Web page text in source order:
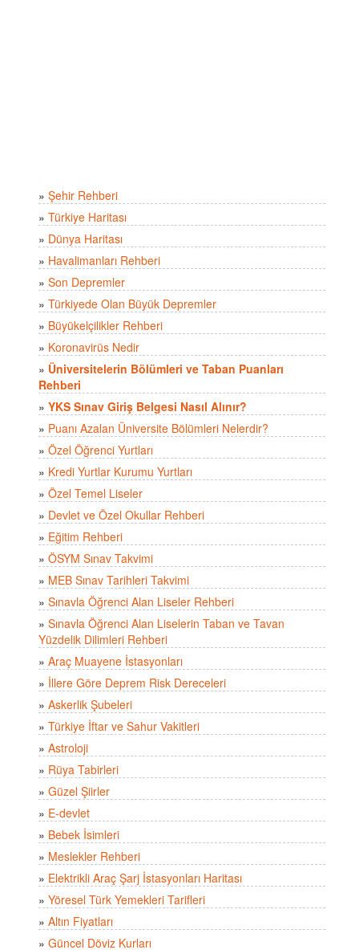
» Şehir Rehberi
» Türkiye Haritası
» Dünya Haritası
» Havalimanları Rehberi
» Son Depremler
» Türkiyede Olan Büyük Depremler
» Büyükelçilikler Rehberi
» Koronavirüs Nedir
» Üniversitelerin Bölümleri ve Taban Puanları
Rehberi
» YKS Sınav Giriş Belgesi Nasıl Alınır?
» Puanı Azalan Üniversite Bölümleri Nelerdir?
» Özel Öğrenci Yurtları
» Kredi Yurtlar Kurumu Yurtları
» Özel Temel Liseler
» Devlet ve Özel Okullar Rehberi
» Eğitim Rehberi
» ÖSYM Sınav Takvimi
» MEB Sınav Tarihleri Takvimi
» Sınavla Öğrenci Alan Liseler Rehberi
» Sınavla Öğrenci Alan Liselerin Taban ve Tavan
Yüzdelik Dilimleri Rehberi
» Araç Muayene İstasyonları
» İllere Göre Deprem Risk Dereceleri
» Askerlik Şubeleri
» Türkiye İftar ve Sahur Vakitleri
» Astroloji
» Rüya Tabirleri
» Güzel Şiirler
» E-devlet
» Bebek İsimleri
» Meslekler Rehberi
» Elektrikli Araç Şarj İstasyonları Haritası
» Yöresel Türk Yemekleri Tarifleri
» Altın Fiyatları
» Güncel Döviz Kurları